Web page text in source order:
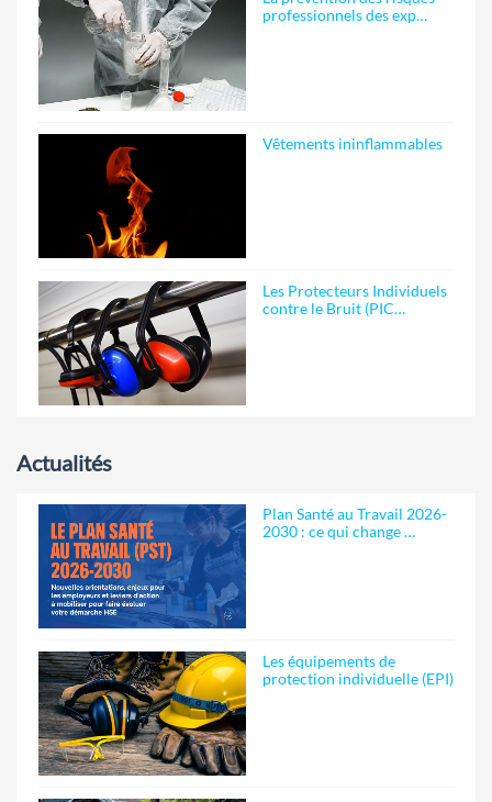
professionnels des exp…
Vêtements ininflammables
Les Protecteurs Individuels
contre le Bruit (PIC…
Actualités
Plan Santé au Travail 2026-
2030 : ce qui change …
Les équipements de
protection individuelle (EPI)